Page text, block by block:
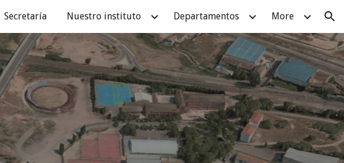
Skip to navigation
Secretaría Nuestro instituto Departamentos More